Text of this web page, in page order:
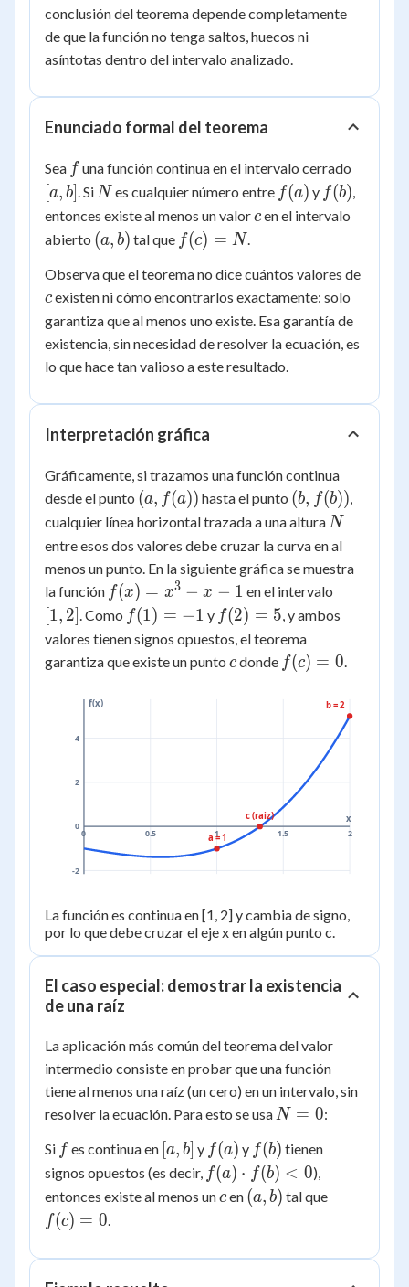
conclusión del teorema depende completamente
de que la función no tenga saltos, huecos ni
asíntotas dentro del intervalo analizado.
Enunciado formal del teorema
Sea ff una función continua en el intervalo cerrado
a, b ]. Si N
N es cualquier número entre f(a)
f(a) y f(b)
f(b),
entonces existe al menos un valorc
cen el intervalo
abierto (a,
(a, b) tal que f(c)
N
f(c) = N.
Observa que el teorema no dice cuántos valores de
cexisten ni cómo encontrarlos exactamente: solo
garantiza que al menos uno existe. Esa garantía de
existencia, sin necesidad de resolver la ecuación, es
lo que hace tan valioso a este resultado.
Interpretación gráfica
Gráficamente, si trazamos una función continua
desde el punto (a,
f(a))
(a, f(a)) hasta el punto (b,
f(b))
(b, f(b)),
cualquier línea horizontal trazada a una altura N
N
entre esos dos valores debe cruzar la curva en al
menos un punto. En la siguiente gráfica se muestra
la función f(x)
=
- 1
f(x) = x3 − x − 1 en el intervalo
2]
1, 2 ]. Como f(1)
=
-1
f(1) = −1 y f(2)
= 5
f(2) = 5, y ambos
valores tienen signos opuestos, el teorema
garantiza que existe un punto c
cdonde f(c)
f(c) = 0.
0 0.5 1 1.5 2
-2
0
2
4
x
f(x)
a = 1
c (raiz)
b = 2
La función es continua en [1, 2] y cambia de signo,
por lo que debe cruzar el eje x en algún punto c.
El caso especial: demostrar la existencia
de una raíz
La aplicación más común del teorema del valor
intermedio consiste en probar que una función
tiene al menos una raíz (un cero) en un intervalo, sin
resolver la ecuación. Para esto se usa N
0
N = 0:
Si ff es continua en [a,
b]
[a, b] y f(a)
f(a) y f(b)
f(b) tienen
signos opuestos (es decir, f(a)
\cdot
f(a) ⋅ f(b) < 0),
entonces existe al menos unc
cen (a,
(a, b) tal que
f(c) = 0